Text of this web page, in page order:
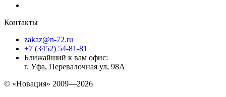
Контакты
zakaz@n-72.ru
+7 (3452) 54-81-81
Ближайший к вам офис:
г. Уфа, Перевалочная ул, 98А
© «Новация» 2009—2026